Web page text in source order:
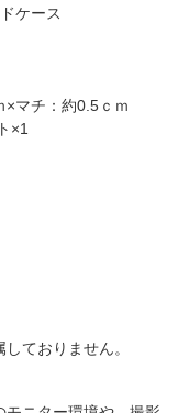
ケース
×マチ：約0.5ｃｍ
×1
ておりません。